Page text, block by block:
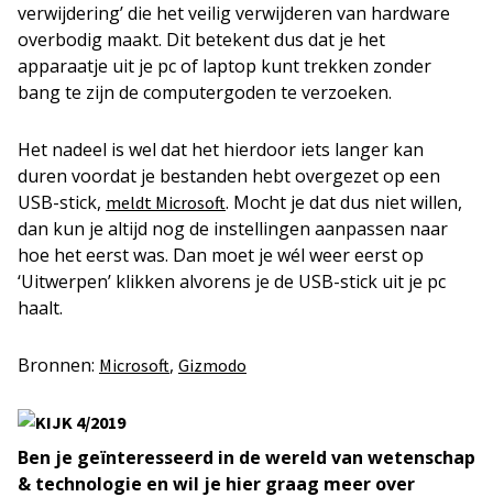
verwijdering’ die het veilig verwijderen van hardware
overbodig maakt. Dit betekent dus dat je het
apparaatje uit je pc of laptop kunt trekken zonder
bang te zijn de computergoden te verzoeken.
Het nadeel is wel dat het hierdoor iets langer kan
duren voordat je bestanden hebt overgezet op een
USB-stick, meldt Microsoft. Mocht je dat dus niet willen,
dan kun je altijd nog de instellingen aanpassen naar
hoe het eerst was. Dan moet je wél weer eerst op
‘Uitwerpen’ klikken alvorens je de USB-stick uit je pc
haalt.
Bronnen: Microsoft, Gizmodo
Ben je geïnteresseerd in de wereld van wetenschap
& technologie en wil je hier graag meer over